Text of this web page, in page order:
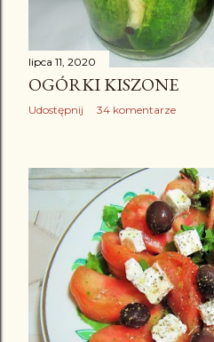
lipca 11, 2020
OGÓRKI KISZONE
Udostępnij 34 komentarze